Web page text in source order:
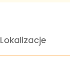
Lokalizacje